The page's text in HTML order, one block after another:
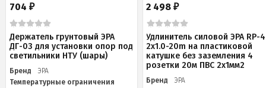
704 ₽
Держатель грунтовый ЭРА
ДГ-03 для установки опор под
светильники НТУ (шары)
Бренд
ЭРА
Температурные ограничения
2 498₽
Удлинитель силовой ЭРА RP-
2x1.0-20m на пластиковой
катушке без заземления 4
розетки 20м ПВС 2х1мм2
Бренд
ЭРА